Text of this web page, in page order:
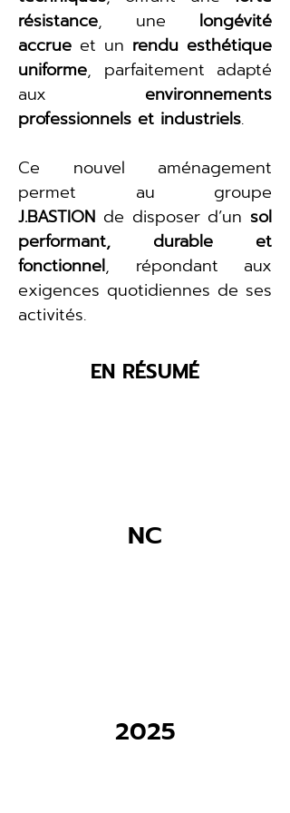
résistance, une longévité
accrue et un rendu esthétique
uniforme, parfaitement adapté
aux environnements
professionnels et industriels.
Ce nouvel aménagement
J.BASTION de disposer d’un sol
performant, durable et
fonctionnel, répondant aux
exigences quotidiennes de ses
activités.
EN RÉSUMÉ
NC
2025